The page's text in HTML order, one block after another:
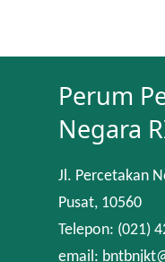
Perum
Negara
Jl. Percetakan
Pusat, 10560
Telepon: (021)
email: